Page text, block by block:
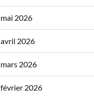
mai 2026
avril 2026
mars 2026
février 2026